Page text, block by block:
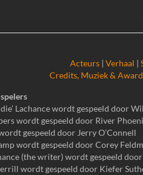
Acteurs | Verhaal |
Credits, Muziek &
Lachance wordt gespeeld door
wordt gespeeld door River
gespeeld door Jerry O’Connell
wordt gespeeld door Corey
(the writer) wordt gespeeld
wordt gespeeld door Kiefer